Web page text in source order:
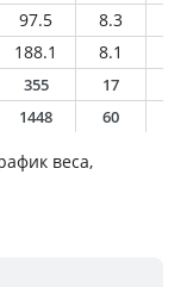
97.5 8.3
188.1 8.1
355 17
1448 60
веса,